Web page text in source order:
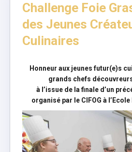
Challenge Foie
des Jeunes
Culinaires
Honneur aux jeunes futur(e)s
grands chefs
à l’issue de la finale d’un
organisé par le CIFOG à